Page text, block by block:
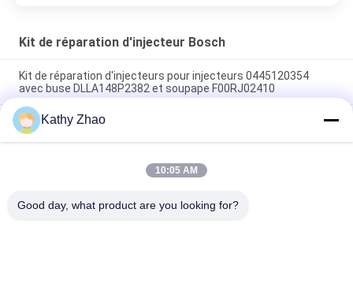
Kit de réparation d'injecteur Bosch
Kit de réparation d'injecteurs pour injecteurs 0445120354
avec buse DLLA148P2382 et soupape F00RJ02410
Kit de réparation d'injecteurs pour injecteurs 0445120030/218
avec buse DLLA146P1339 et soupape F00RJ01218
Kit de réparation d'injecteur pour injecteurs
0445120217/218/274 Avec buse DLLA148P1524 et soupape
Kathy Zhao
10:05 AM
Good day, what product are you looking for?